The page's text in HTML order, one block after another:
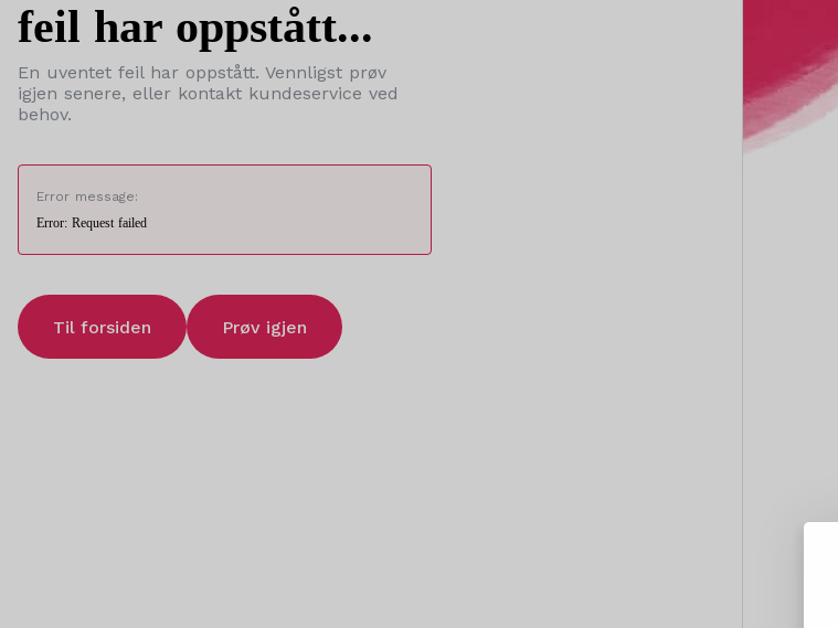
feil har oppstått...
En uventet feil har oppstått. Vennligst prøv
igjen senere, eller kontakt kundeservice ved
behov.
Error message:
Error: Request failed
Til forsiden Prøv igjen